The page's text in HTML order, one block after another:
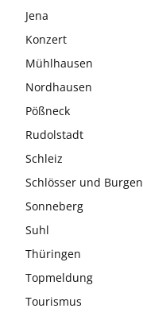
Jena
Konzert
Mühlhausen
Nordhausen
Pößneck
Rudolstadt
Schleiz
Schlösser und Burgen
Sonneberg
Suhl
Thüringen
Topmeldung
Tourismus